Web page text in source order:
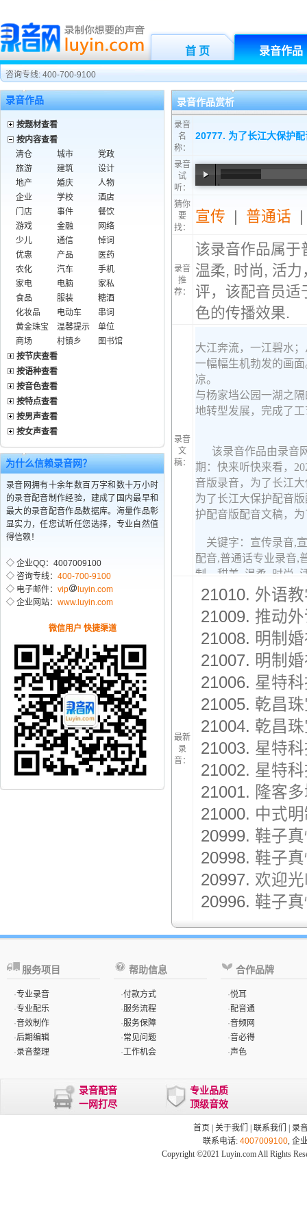
首 页 录音作品
咨询专线: 400-700-9100
录音作品
按题材查看
按内容查看
清仓
城市
党政
旅游
建筑
设计
地产
婚庆
人物
企业
学校
酒店
门店
事件
餐饮
游戏
金融
网络
少儿
通信
悼词
优惠
产品
医药
农化
汽车
手机
家电
电脑
家私
食品
服装
糖酒
化妆品
电动车
串词
黄金珠宝
温馨提示
单位
商场
村镇乡
图书馆
按节庆查看
按语种查看
按音色查看
按特点查看
按男声查看
按女声查看
为什么信赖录音网？
录音网拥有十余年数百万字和数十万小时
的录音配音制作经验，建成了国内最早和
最大的录音配音作品数据库。海量作品彰
显实力，任您试听任您选择，专业自然值
得信赖！
◇ 企业QQ：4007009100
◇ 咨询专线： 400-700-9100
◇ 电子邮件： vip
luyin.com
◇ 企业网站： www.luyin.com
微信用户 快捷渠道
录音作品赏析
录音
名
称：
20777. 为了长江大保护配
录音
试
听：
猜你
要
找：
宣传 | 普通话
录音
推
荐：
该录音作品属于
温柔, 时尚, 活
评，该配音员适
色的传播效果.
录音
文
稿：
最新
录
音：
21010. 外语
21009. 推动
21008. 明制
21007. 明制
21006. 星特
21005. 乾昌
21004. 乾昌
21003. 星特
21002. 星特
21001. 隆客
21000. 中式
20999. 鞋子
20998. 鞋子
20997. 欢迎
20996. 鞋子
服务项目
·专业录音
·专业配乐
·音效制作
·后期编辑
·录音整理
帮助信息
·付款方式
·服务流程
·服务保障
·常见问题
·工作机会
合作品牌
·悦耳
·配音通
·音频网
·音必得
·声色
录音配音
一网打尽
专业品质
顶级音效
首页 关于我们 联系我们
录
联系电话: 4007009100, 企
Copyright ©2021 Luyin.com All Rights